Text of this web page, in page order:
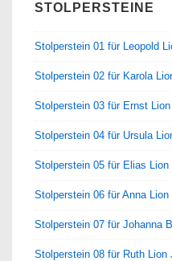
STOLPERSTEINE
Stolperstein 01 für Leopold
Stolperstein 02 für Karola
Stolperstein 03 für Ernst
Stolperstein 04 für Ursula
Stolperstein 05 für Elias Lion
Stolperstein 06 für Anna Lion
Stolperstein 07 für Johanna
Stolperstein 08 für Ruth Lion